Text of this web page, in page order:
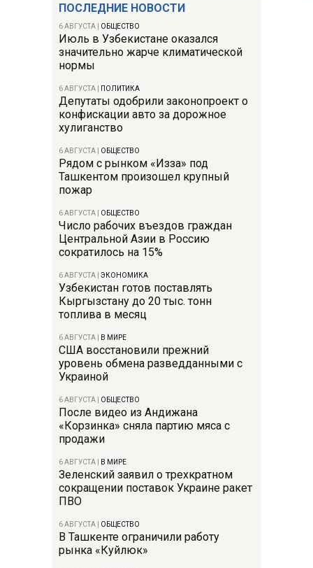
ПОСЛЕДНИЕ НОВОСТИ
6 АВГУСТА ОБЩЕСТВО
Июль в Узбекистане оказался
значительно жарче климатической
нормы
6 АВГУСТА ПОЛИТИКА
Депутаты одобрили законопроект о
конфискации авто за дорожное
хулиганство
6 АВГУСТА ОБЩЕСТВО
Рядом с рынком «Изза» под
Ташкентом произошел крупный
пожар
6 АВГУСТА ОБЩЕСТВО
Число рабочих въездов граждан
Центральной Азии в Россию
сократилось на 15%
6 АВГУСТА ЭКОНОМИКА
Узбекистан готов поставлять
Кыргызстану до 20 тыс. тонн
топлива в месяц
6 АВГУСТА В МИРЕ
США восстановили прежний
уровень обмена разведданными с
Украиной
6 АВГУСТА ОБЩЕСТВО
После видео из Андижана
«Корзинка» сняла партию мяса с
продажи
6 АВГУСТА В МИРЕ
Зеленский заявил о трехкратном
сокращении поставок Украине ракет
ПВО
6 АВГУСТА ОБЩЕСТВО
В Ташкенте ограничили работу
рынка «Куйлюк»